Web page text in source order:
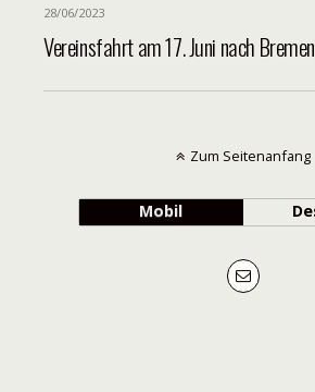
28/06/2023
Vereinsfahrt am 17. Juni nach Bremen
Zum Seitenanfang
Mobil